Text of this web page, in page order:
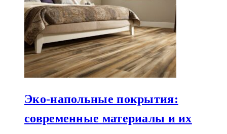
Эко-напольные покрытия:
современные материалы и их